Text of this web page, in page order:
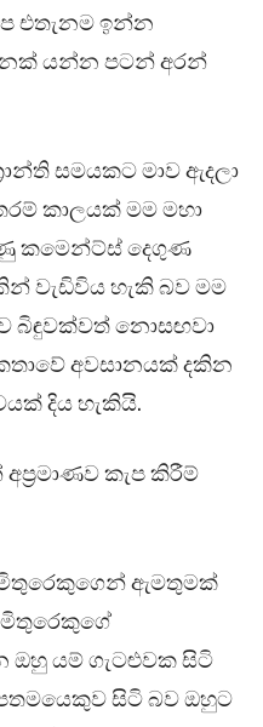
එතැනම ඉන්න
යන්න පටන් අරන්
සමයකට මාව ඇදලා
කාලයක් මම මහා
කමෙන්ට්ස් දෙගුණ
වැඩිවිය හැකි බව මම
බිඳුවක්වත් නොසඟවා
අවසානයක් දකින
දිය හැකියි.
කැප කිරීම්
මිතුරෙකුගෙන් ඇමතුමක්
මිතුරෙකුගේ
ඔහු යම් ගැටළුවක සිටි
සිටි බව ඔහුට